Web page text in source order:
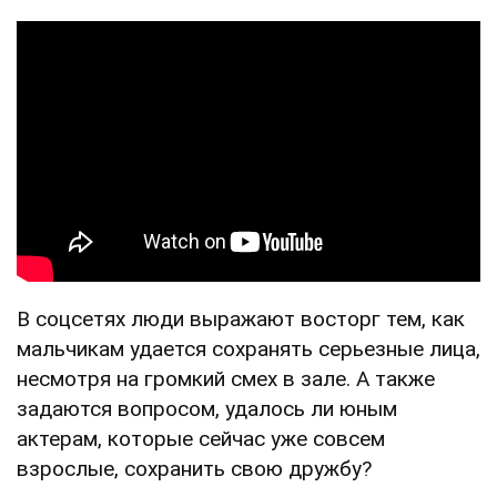
В соцсетях люди выражают восторг тем, как
мальчикам удается сохранять серьезные лица,
несмотря на громкий смех в зале. А также
задаются вопросом, удалось ли юным
актерам, которые сейчас уже совсем
взрослые, сохранить свою дружбу?